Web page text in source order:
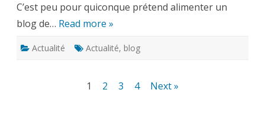
C’est peu pour quiconque prétend alimenter un
blog de… Read more »
Actualité Actualité, blog
1 2 3 4 Next »